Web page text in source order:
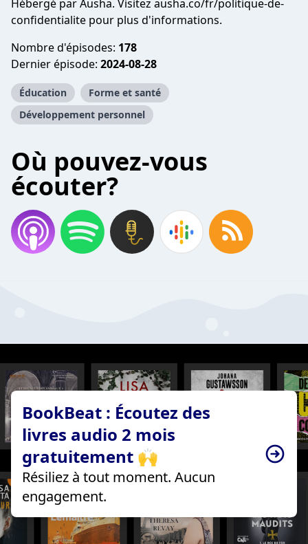
Hébergé par Ausha. Visitez ausha.co/fr/politique-de-
confidentialite pour plus d'informations.
Nombre d'épisodes: 178
Dernier épisode: 2024-08-28
Éducation
Forme et santé
Développement personnel
Où pouvez-vous
écouter?
BookBeat : Écoutez des
livres audio 2 mois
gratuitement 🙌
Résiliez à tout moment. Aucun
engagement.